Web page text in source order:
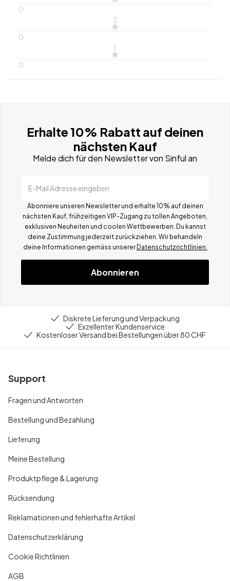
0
2
0
1
0
Erhalte 10% Rabatt auf deinen
nächsten Kauf
Melde dich für den Newsletter von Sinful an
E-Mail Adresse eingeben
Abonniere unseren Newsletter und erhalte 10% auf deinen
nächsten Kauf, frühzeitigen VIP-Zugang zu tollen Angeboten,
exklusiven Neuheiten und coolen Wettbewerben. Du kannst
deine Zustimmung jederzeit zurückziehen. Wir behandeln
deine Informationen gemäss unserer Datenschutzrichtlinien.
Abonnieren
Diskrete Lieferung und Verpackung
Exzellenter Kundenservice
Kostenloser Versand bei Bestellungen über 80 CHF
Support
Fragen und Antworten
Bestellung und Bezahlung
Lieferung
Meine Bestellung
Produktpflege & Lagerung
Rücksendung
Reklamationen und fehlerhafte Artikel
Datenschutzerklärung
Cookie Richtlinien
AGB